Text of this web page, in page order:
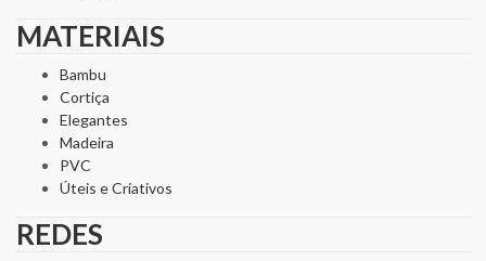
MATERIAIS
Bambu
Cortiça
Elegantes
Madeira
PVC
Úteis e Criativos
REDES